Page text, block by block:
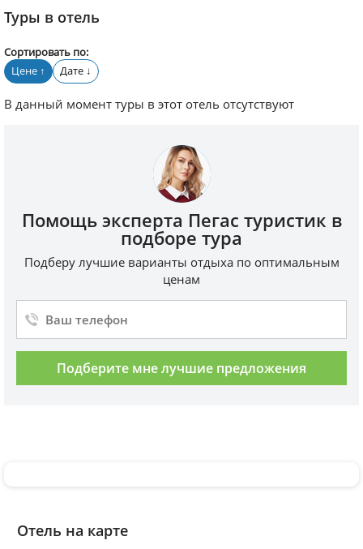
Туры в отель
Сортировать по:
Цене ↑ Дате ↓
В данный момент туры в этот отель отсутствуют
Помощь эксперта Пегас туристик в
подборе тура
Подберу лучшие варианты отдыха по оптимальным
ценам
Подберите мне лучшие предложения
Отель на карте